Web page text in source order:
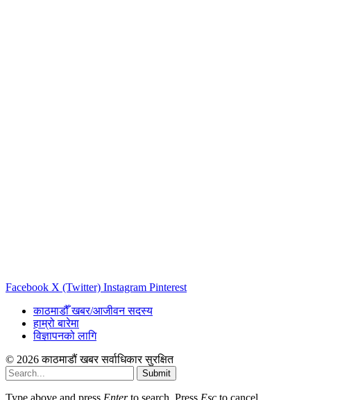
Facebook X (Twitter) Instagram Pinterest
काठमाडौँ खबर/आजीवन सदस्य
हाम्रो बारेमा
विज्ञापनको लागि
© 2026 काठमाडौं खबर सर्वाधिकार सुरक्षित
Submit